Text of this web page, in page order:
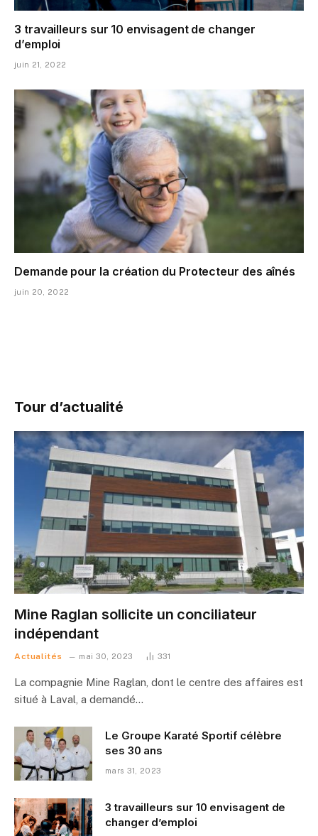
3 travailleurs sur 10 envisagent de changer
d’emploi
juin 21, 2022
Demande pour la création du Protecteur des aînés
juin 20, 2022
Tour d’actualité
Mine Raglan sollicite un conciliateur
indépendant
Actualités mai 30, 2023 331
La compagnie Mine Raglan, dont le centre des affaires est
situé à Laval, a demandé…
Le Groupe Karaté Sportif célèbre
ses 30 ans
mars 31, 2023
3 travailleurs sur 10 envisagent de
changer d’emploi